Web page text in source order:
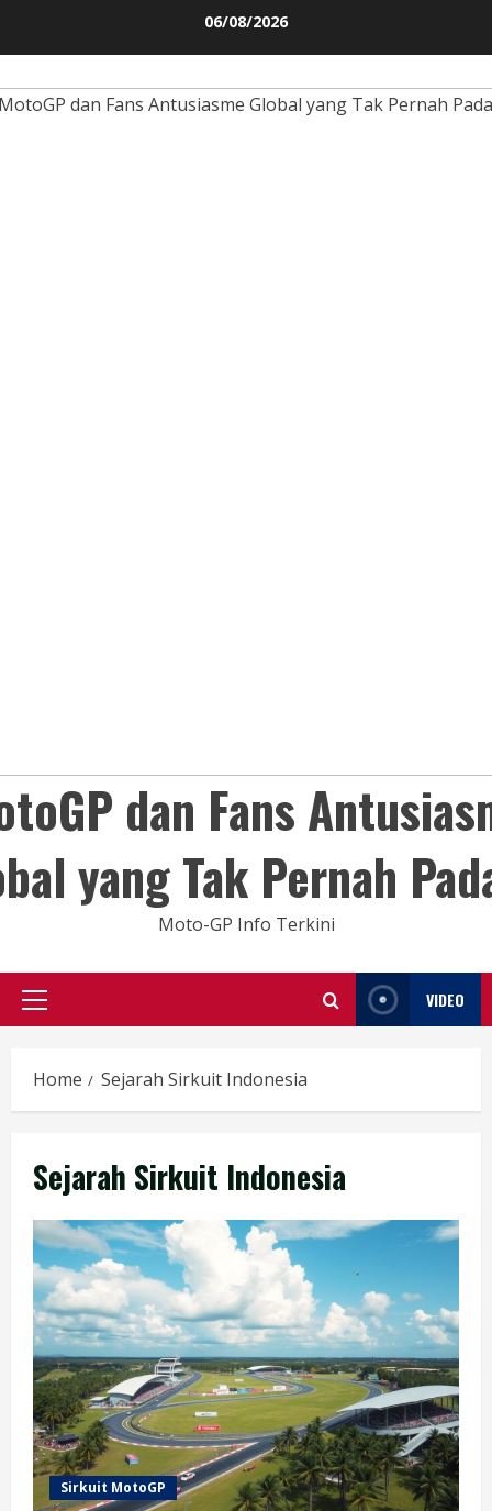
06/08/2026
dan Fans
yang Tak Pernah
Moto-GP Info Terkini
Primary
VIDEO
Home Sejarah Sirkuit Indonesia
Sejarah Sirkuit Indonesia
Sirkuit MotoGP